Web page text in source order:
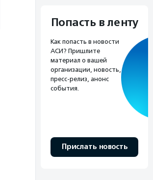
Попасть в ленту
Как попасть в новости
АСИ? Пришлите
материал о вашей
организации, новость,
пресс-релиз, анонс
события.
Прислать новость